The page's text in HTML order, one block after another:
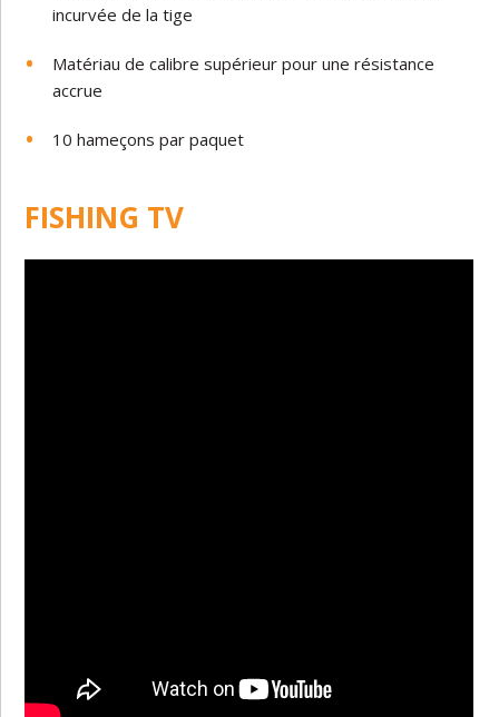
incurvée de la tige
Matériau de calibre supérieur pour une résistance
accrue
10 hameçons par paquet
FISHING TV